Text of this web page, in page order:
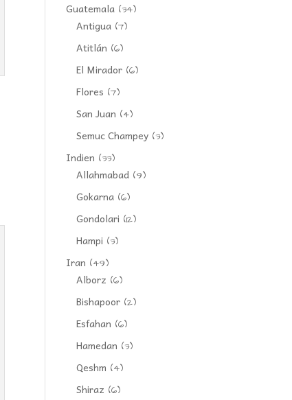
Guatemala (34)
Antigua (7)
Atitlán (6)
El Mirador (6)
Flores (7)
San Juan (4)
Semuc Champey (3)
Indien (33)
Allahmabad (9)
Gokarna (6)
Gondolari (12)
Hampi (3)
Iran (49)
Alborz (6)
Bishapoor (2)
Esfahan (6)
Hamedan (3)
Qeshm (4)
Shiraz (6)